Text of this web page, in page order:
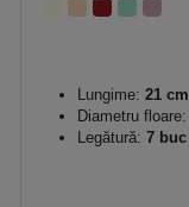
Lungime: 21 cm
Diametru floare:
Legătură: 7 buc